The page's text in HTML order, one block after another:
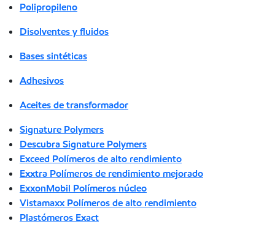
Polipropileno
Disolventes y fluidos
Bases sintéticas
Adhesivos
Aceites de transformador
Signature Polymers
Descubra Signature Polymers
Exceed Polímeros de alto rendimiento
Exxtra Polímeros de rendimiento mejorado
ExxonMobil Polímeros núcleo
Vistamaxx Polímeros de alto rendimiento
Plastómeros Exact